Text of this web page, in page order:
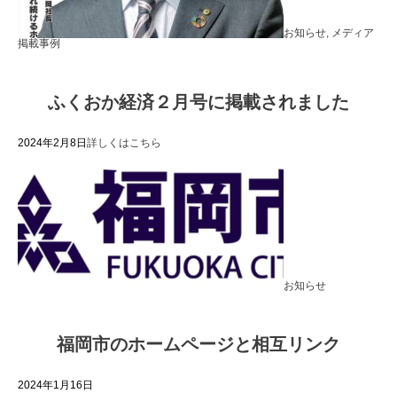
お知らせ, メディア
掲載事例
ふくおか経済２月号に掲載されました
2024年2月8日詳しくはこちら
お知らせ
福岡市のホームページと相互リンク
2024年1月16日